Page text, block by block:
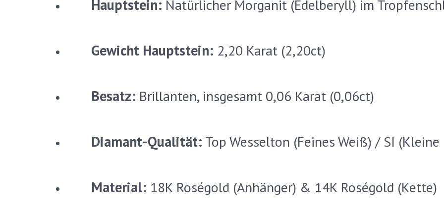
Hauptstein: Natürlicher Morganit (Edelberyll) im
Gewicht Hauptstein: 2,20 Karat (2,20ct)
Besatz: Brillanten, insgesamt 0,06 Karat (0,06ct)
Diamant-Qualität: Top Wesselton (Feines Weiß) / SI (Kleine
Material: 18K Roségold (Anhänger) & 14K Roségold (Kette)